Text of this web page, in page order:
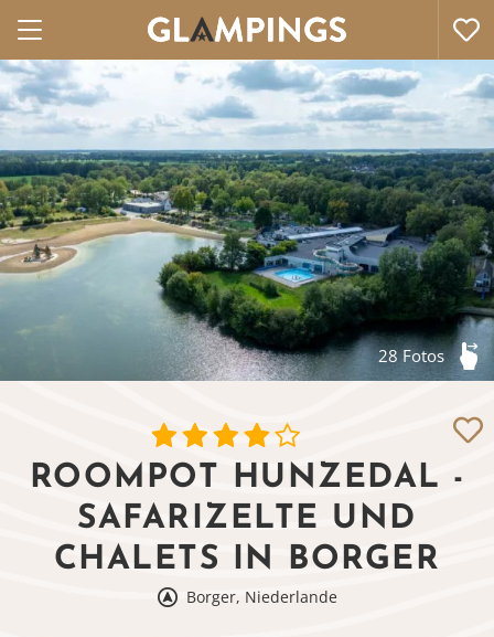
28 Fotos
ROOMPOT HUNZEDAL -
SAFARIZELTE UND
CHALETS IN BORGER
Borger, Niederlande